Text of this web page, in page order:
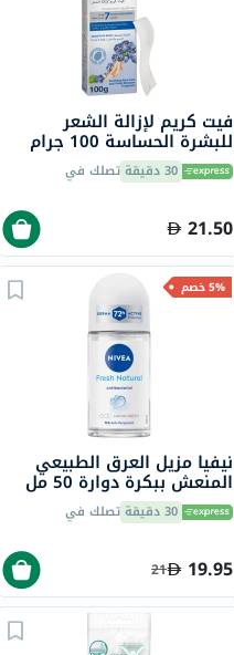
فيت كريم لإزالة الشعر
للبشرة الحساسة 100 جرام
30 دقيقة تصلك في
21.50
5% خصم
نيفيا مزيل العرق الطبيعي
المنعش ببكرة دوارة 50 مل
30 دقيقة تصلك في
19.95
21